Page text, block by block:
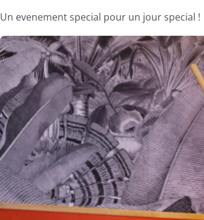
Un evenement special pour un jour special !